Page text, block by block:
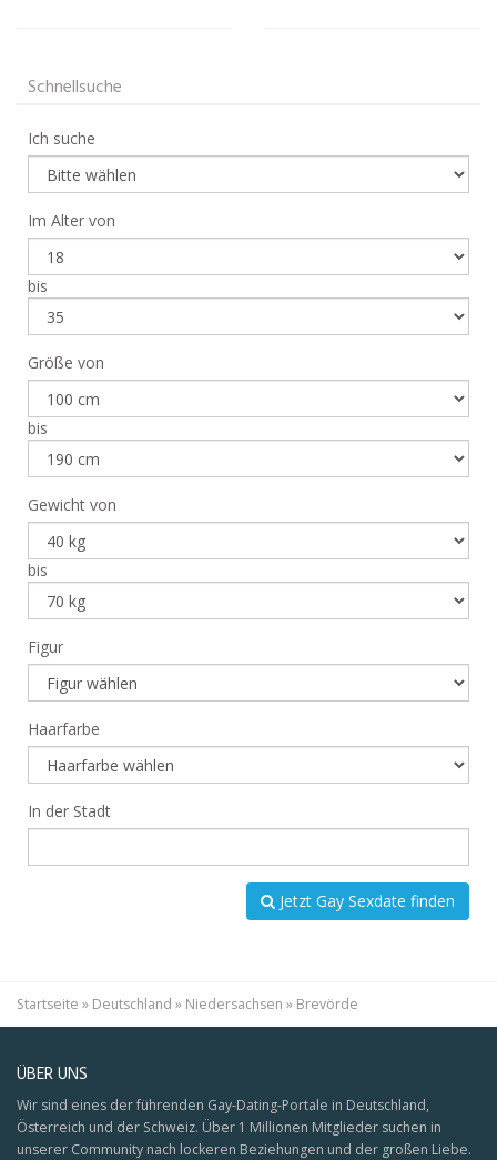
Schnellsuche
Ich suche
Im Alter von
bis
Größe von
bis
Gewicht von
bis
Figur
Haarfarbe
In der Stadt
Jetzt Gay Sexdate finden
Startseite » Deutschland » Niedersachsen » Brevörde
ÜBER UNS
Wir sind eines der führenden Gay-Dating-Portale in Deutschland,
Österreich und der Schweiz. Über 1 Millionen Mitglieder suchen in
unserer Community nach lockeren Beziehungen und der großen Liebe.